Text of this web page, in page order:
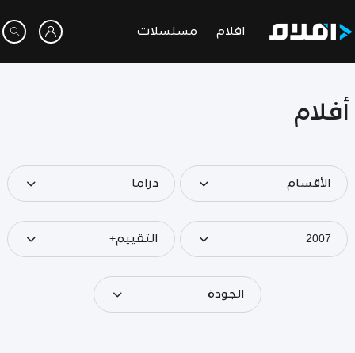
افلام مسلسلات
أفلام
الأقسام دراما
2007 التقييم+
الجودة